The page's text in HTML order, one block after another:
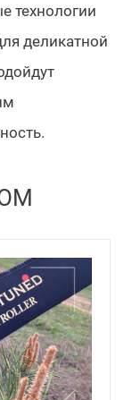
технологии
деликатной